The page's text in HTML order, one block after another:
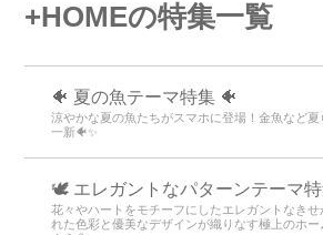
+HOMEの特集一覧
🐠 夏の魚テーマ特集 🐠
涼やかな夏の魚たちがスマホに登場！金魚など
一新🐠✨
🕊️ エレガントなパターンテーマ特
花々やハートをモチーフにしたエレガントなきせ
れた色彩と優美なデザインが織りなす極上のホ